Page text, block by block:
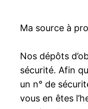
Ma source à
Nos dépôts
sécurité. Afin
un n° de
vous en êtes